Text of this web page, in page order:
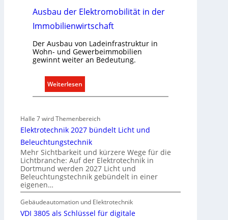
Ausbau der Elektromobilität in der
Immobilienwirtschaft
Der Ausbau von Ladeinfrastruktur in
Wohn- und Gewerbeimmobilien
gewinnt weiter an Bedeutung.
Weiterlesen
A
b
u
d
e
r
E
l
e
Halle 7 wird Themenbereich
Elektrotechnik 2027 bündelt Licht und
Beleuchtungstechnik
Mehr Sichtbarkeit und kürzere Wege für die
Lichtbranche: Auf der Elektrotechnik in
Dortmund werden 2027 Licht und
Beleuchtungstechnik gebündelt in einer
eigenen…
Gebäudeautomation und Elektrotechnik
VDI 3805 als Schlüssel für digitale